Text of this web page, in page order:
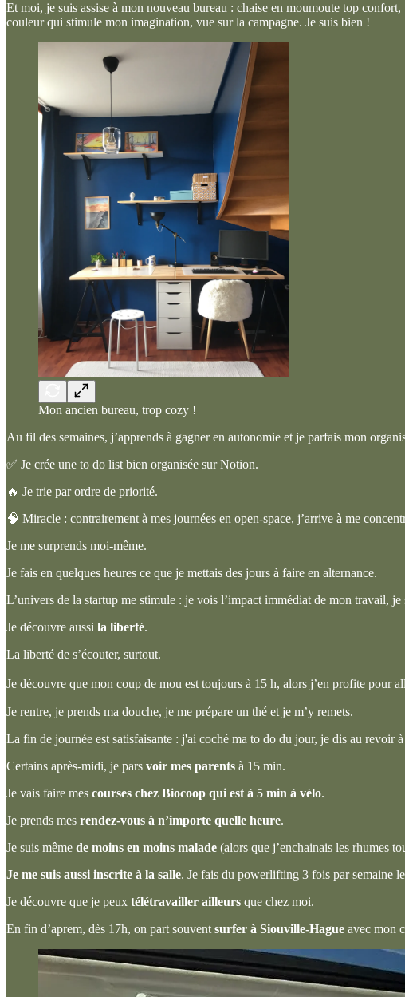
Et moi, je suis assise à mon nouveau bureau : chaise en moumoute top
couleur qui stimule mon imagination, vue sur la campagne. Je suis bien !
Mon ancien bureau, trop cozy !
Au fil des semaines, j’apprends à gagner en autonomie et je parfais mon
✅ Je crée une to do list bien organisée sur Notion.
🔥 Je trie par ordre de priorité.
🧠 Miracle : contrairement à mes journées en open-space, j’arrive à me
Je me surprends moi-même.
Je fais en quelques heures ce que je mettais des jours à faire en alternance.
L’univers de la startup me stimule : je vois l’impact immédiat de mon travail, je
Je découvre aussi la liberté.
La liberté de s’écouter, surtout.
Je découvre que mon coup de mou est toujours à 15 h, alors j’en profite pour
Je rentre, je prends ma douche, je me prépare un thé et je m’y remets.
La fin de journée est satisfaisante : j'ai coché ma to do du jour, je dis au revoir
Certains après-midi, je pars voir mes parents à 15 min.
Je vais faire mes courses chez Biocoop qui est à 5 min à vélo.
Je prends mes rendez-vous à n’importe quelle heure.
Je suis même de moins en moins malade (alors que j’enchainais les rhumes
Je me suis aussi inscrite à la salle. Je fais du powerlifting 3 fois par semaine
Je découvre que je peux télétravailler ailleurs que chez moi.
En fin d’aprem, dès 17h, on part souvent surfer à Siouville-Hague avec mon